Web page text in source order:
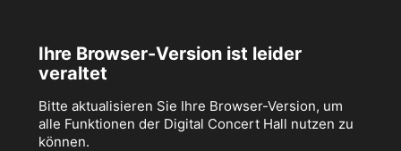
Ihre Browser-Version ist leider
veraltet
Bitte aktualisieren Sie Ihre Browser-Version, um
alle Funktionen der Digital Concert Hall nutzen zu
können.